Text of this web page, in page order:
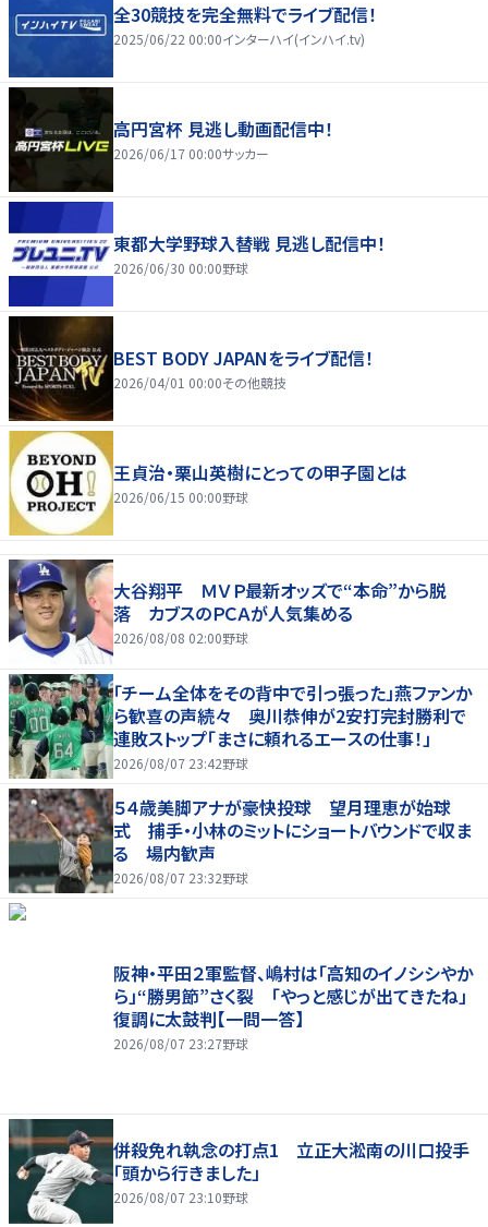
全30競技を完全無料でライブ配信！
2025/06/22 00:00インターハイ(インハイ.tv)
高円宮杯 見逃し動画配信中！
2026/06/17 00:00サッカー
東都大学野球入替戦 見逃し配信中！
2026/06/30 00:00野球
BEST BODY JAPANをライブ配信！
2026/04/01 00:00その他競技
王貞治・栗山英樹にとっての甲子園とは
2026/06/15 00:00野球
大谷翔平 ＭＶＰ最新オッズで“本命”から脱
落 カブスのＰＣＡが人気集める
2026/08/08 02:00野球
「チーム全体をその背中で引っ張った」燕ファンか
ら歓喜の声続々 奥川恭伸が2安打完封勝利で
連敗ストップ「まさに頼れるエースの仕事！」
2026/08/07 23:42野球
５４歳美脚アナが豪快投球 望月理恵が始球
式 捕手・小林のミットにショートバウンドで収ま
る 場内歓声
2026/08/07 23:32野球
阪神・平田２軍監督、嶋村は「高知のイノシシやか
ら」“勝男節”さく裂 「やっと感じが出てきたね」
復調に太鼓判【一問一答】
2026/08/07 23:27野球
併殺免れ執念の打点1 立正大淞南の川口投手
「頭から行きました」
2026/08/07 23:10野球